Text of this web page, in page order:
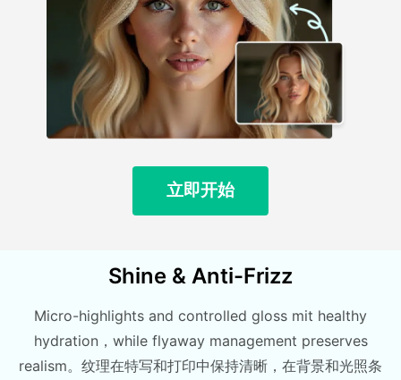
立即开始
Shine & Anti-Frizz
Micro-highlights and controlled gloss mit healthy
hydration，while flyaway management preserves
realism。纹理在特写和打印中保持清晰，在背景和光照条